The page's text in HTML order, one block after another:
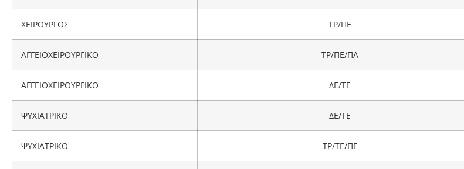
ΧΕΙΡΟΥΡΓΟΣ ΤΡ/ΠΕ
ΑΓΓΕΙΟΧΕΙΡΟΥΡΓΙΚΟ ΤΡ/ΠΕ/ΠΑ
ΑΓΓΕΙΟΧΕΙΡΟΥΡΓΙΚΟ ΔΕ/ΤΕ
ΨΥΧΙΑΤΡΙΚΟ ΔΕ/ΤΕ
ΨΥΧΙΑΤΡΙΚΟ ΤΡ/ΤΕ/ΠΕ